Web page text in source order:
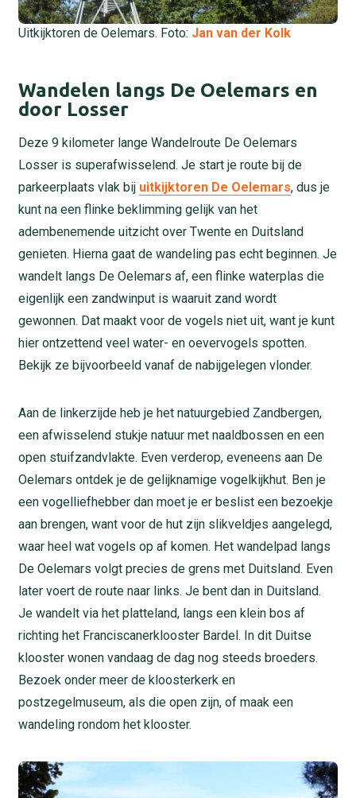
Uitkijktoren de Oelemars. Foto: Jan van der Kolk
Wandelen langs De Oelemars en
door Losser
Deze 9 kilometer lange Wandelroute De Oelemars
Losser is superafwisselend. Je start je route bij de
parkeerplaats vlak bij uitkijktoren De Oelemars, dus je
kunt na een flinke beklimming gelijk van het
adembenemende uitzicht over Twente en Duitsland
genieten. Hierna gaat de wandeling pas echt beginnen. Je
wandelt langs De Oelemars af, een flinke waterplas die
eigenlijk een zandwinput is waaruit zand wordt
gewonnen. Dat maakt voor de vogels niet uit, want je kunt
hier ontzettend veel water- en oevervogels spotten.
Bekijk ze bijvoorbeeld vanaf de nabijgelegen vlonder.
Aan de linkerzijde heb je het natuurgebied Zandbergen,
een afwisselend stukje natuur met naaldbossen en een
open stuifzandvlakte. Even verderop, eveneens aan De
Oelemars ontdek je de gelijknamige vogelkijkhut. Ben je
een vogelliefhebber dan moet je er beslist een bezoekje
aan brengen, want voor de hut zijn slikveldjes aangelegd,
waar heel wat vogels op af komen. Het wandelpad langs
De Oelemars volgt precies de grens met Duitsland. Even
later voert de route naar links. Je bent dan in Duitsland.
Je wandelt via het platteland, langs een klein bos af
richting het Franciscanerklooster Bardel. In dit Duitse
klooster wonen vandaag de dag nog steeds broeders.
Bezoek onder meer de kloosterkerk en
postzegelmuseum, als die open zijn, of maak een
wandeling rondom het klooster.